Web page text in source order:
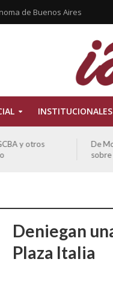
de Buenos Aires
INSTITUCIONALES
y otros
De
Deniegan
Plaza Italia